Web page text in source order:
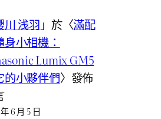
川 浅羽 」於〈滿配
身小相機：
Lumix GM5
的小夥伴們〉發佈
6 月 5 日